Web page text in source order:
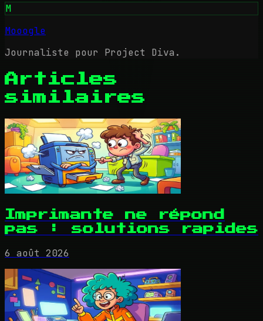
M
Mooogle
Journaliste pour Project Diva.
Articles
similaires
Imprimante ne répond
pas : solutions rapides
6 août 2026